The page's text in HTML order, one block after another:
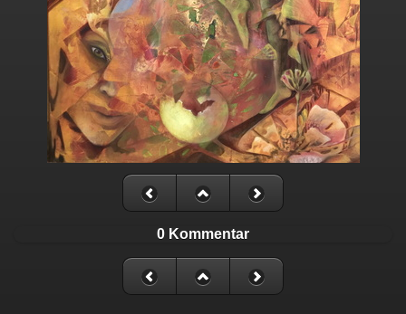
0 Kommentar